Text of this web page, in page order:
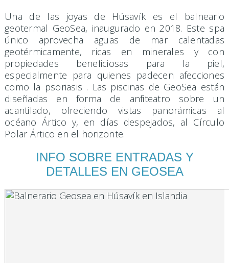
Una de las joyas de Húsavík es el balneario
geotermal GeoSea, inaugurado en 2018. Este spa
único aprovecha aguas de mar calentadas
geotérmicamente, ricas en minerales y con
propiedades beneficiosas para la piel,
especialmente para quienes padecen afecciones
como la psoriasis . Las piscinas de GeoSea están
diseñadas en forma de anfiteatro sobre un
acantilado, ofreciendo vistas panorámicas al
océano Ártico y, en días despejados, al Círculo
Polar Ártico en el horizonte.​
INFO SOBRE ENTRADAS Y
DETALLES EN GEOSEA